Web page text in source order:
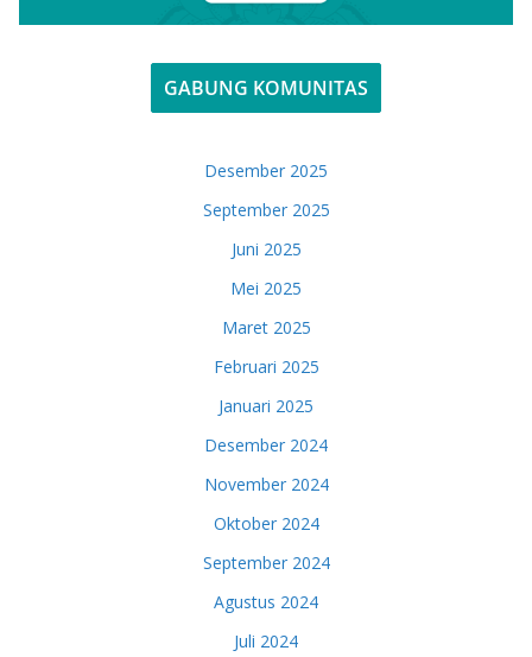
GABUNG KOMUNITAS
Desember 2025
September 2025
Juni 2025
Mei 2025
Maret 2025
Februari 2025
Januari 2025
Desember 2024
November 2024
Oktober 2024
September 2024
Agustus 2024
Juli 2024